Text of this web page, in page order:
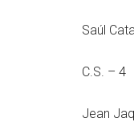
Saúl
C.S. – 4